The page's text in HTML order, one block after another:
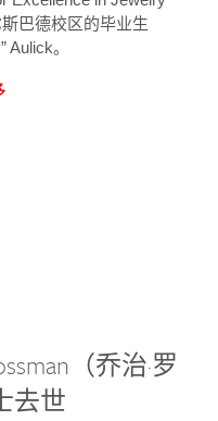
巴德校区的毕业生
Aulick。
（乔治·罗
去世